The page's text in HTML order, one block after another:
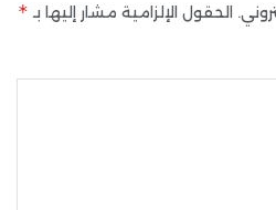
الحقول الإلزامية مشار إليها بـ *